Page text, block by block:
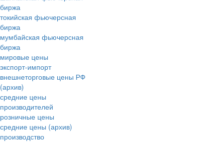
биржа
токийская фьючерсная
биржа
мумбайская фьючерсная
биржа
мировые цены
экспорт-импорт
внешнеторговые цены РФ
(архив)
средние цены
производителей
розничные цены
средние цены (архив)
производство